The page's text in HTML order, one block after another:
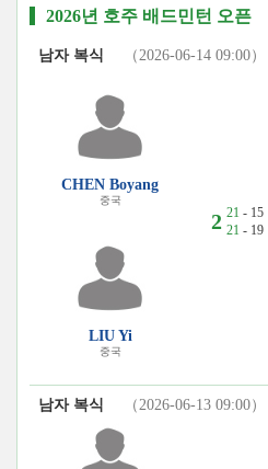
2026년 호주 배드민턴 오픈
남자 복식 （2026-06-14 09:00）
CHEN Boyang
중국
LIU Yi
중국
2 21 - 15
21 - 19
남자 복식 （2026-06-13 09:00）